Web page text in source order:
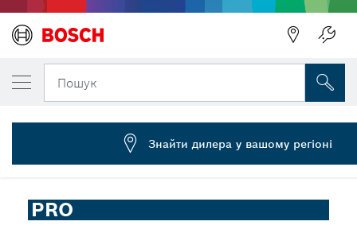
Пошук
... Набір PRO Impact Metal Set, 40 шт.
PRO
ОБРАНИЙ ВАРІАНТ
Набір PRO Impact Metal Set, 40 шт.
2 608 521 U86
Знайти дилера у вашому регіоні